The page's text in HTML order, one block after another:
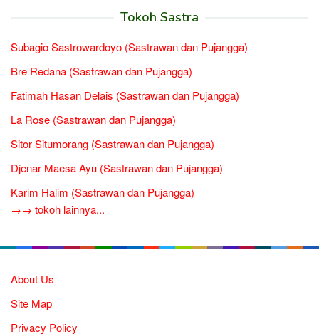
Tokoh Sastra
Subagio Sastrowardoyo (Sastrawan dan Pujangga)
Bre Redana (Sastrawan dan Pujangga)
Fatimah Hasan Delais (Sastrawan dan Pujangga)
La Rose (Sastrawan dan Pujangga)
Sitor Situmorang (Sastrawan dan Pujangga)
Djenar Maesa Ayu (Sastrawan dan Pujangga)
Karim Halim (Sastrawan dan Pujangga)
→→ tokoh lainnya...
About Us
Site Map
Privacy Policy